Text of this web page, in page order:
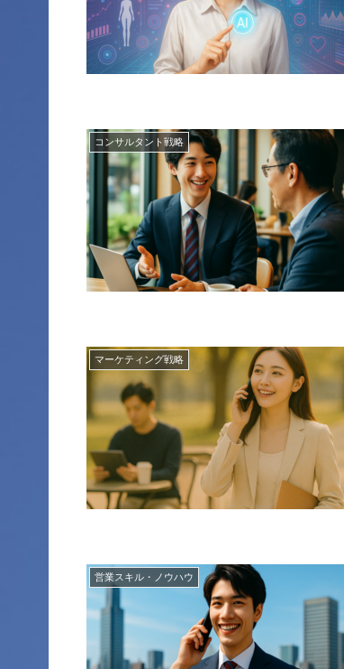
コンサルタント戦略
マーケティング戦略
営業スキル・ノウハウ